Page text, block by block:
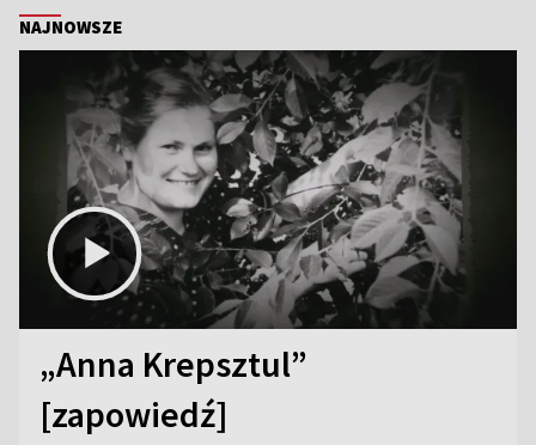
NAJNOWSZE
„Anna Krepsztul”
[zapowiedź]